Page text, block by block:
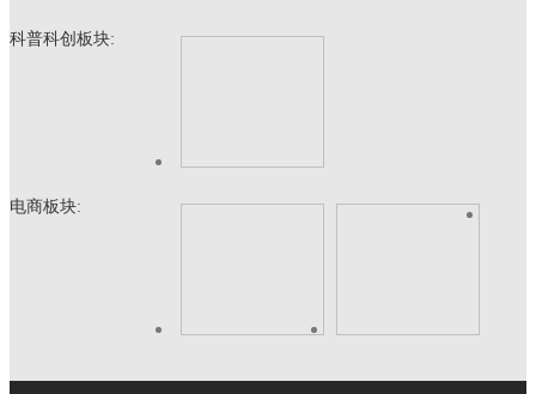
科普科创板块:
电商板块: